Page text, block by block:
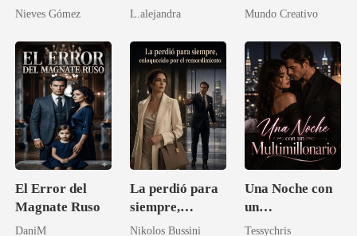
Nieves Gómez
Jefe
L.alejandra Mundo Creativo
El Error del
Magnate Ruso
DaniM
La perdió para
siempre,
enloquecido por
Nikolos Bussini
Una Noche con
un
Multimillonario
Tessychris